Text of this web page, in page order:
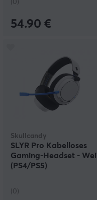
(0)
54.90 €
Skullcandy
SLYR Pro Kabelloses
Gaming-Headset -
(PS4/PS5)
(0)